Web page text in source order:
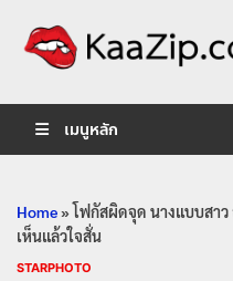
เมนูหลัก
Home» โฟกัสผิดจุด นางแบบสา
เห็นแล้วใจสั่น
STARPHOTO